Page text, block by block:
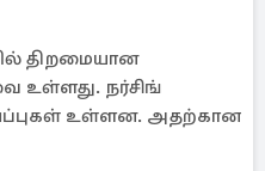
திறமையான
உள்ளது. நர்சிங்
உள்ளன. அதற்கான